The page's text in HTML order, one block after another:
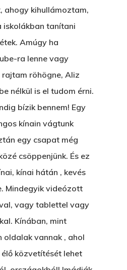
ahogy kihullámoztam,
tanítani
Amúgy ha
ra lenne vagy
röhögne, Aliz
nélkül is el tudom érni.
bízik bennem! Egy
kínain vágtunk
egy csapat még
csöppenjünk. És ez
kínai hátán , kevés
Mindegyik videózott
vagy tablettel vagy
Kínában, mint
oldalak vannak , ahol
közvetítését lehet